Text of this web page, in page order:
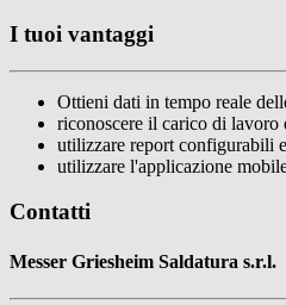
I tuoi vantaggi
Ottieni dati in tempo reale
riconoscere il carico di
utilizzare report configurabili
utilizzare l'applicazione
Contatti
Messer Griesheim Saldatura s.r.l.